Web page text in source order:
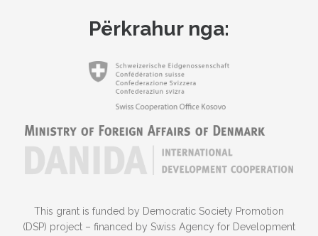
Përkrahur nga:
This grant is funded by Democratic Society Promotion
(DSP) project – financed by Swiss Agency for Development